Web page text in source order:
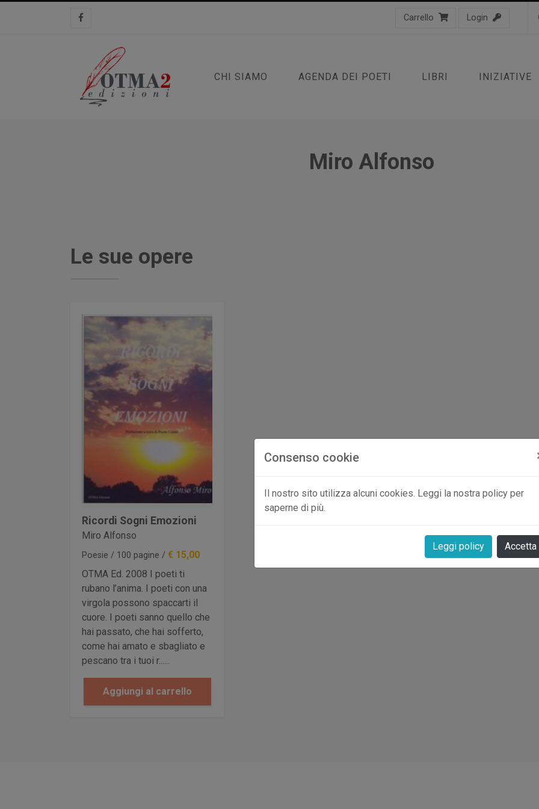
Carrello Login
Consenso cookie
Il nostro sito utilizza alcuni cookies. Leggi la nostra policy per
saperne di più.
Leggi policy Accetta
CHI SIAMO AGENDA DEI POETI LIBRI INIZIATIVE
Miro Alfonso
Le sue opere
Ricordi Sogni Emozioni
Miro Alfonso
Poesie / 100 pagine /€ 15,00
OTMA Ed. 2008 I poeti ti
rubano l’anima. I poeti con una
virgola possono spaccarti il
cuore. I poeti sanno quello che
hai passato, che hai sofferto,
come hai amato e sbagliato e
pescano tra i tuoi r......
Aggiungi al carrello